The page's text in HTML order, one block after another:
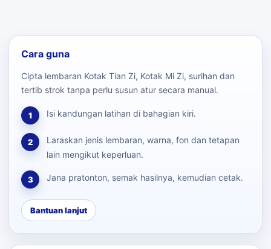
Cara guna
Cipta lembaran Kotak Tian Zi, Kotak Mi Zi, surihan dan
tertib strok tanpa perlu susun atur secara manual.
1 Isi kandungan latihan di bahagian kiri.
2
Laraskan jenis lembaran, warna, fon dan tetapan
lain mengikut keperluan.
3 Jana pratonton, semak hasilnya, kemudian cetak.
Bantuan lanjut